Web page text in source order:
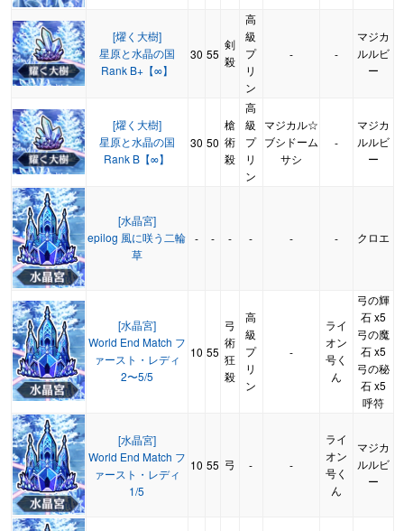
[燿く大樹]
星原と水晶の国
Rank B+【∞】
30 55
剣
殺
高
級
プ
リ
ン
- -
マジカ
ルルビ
ー
[燿く大樹]
星原と水晶の国
Rank B【∞】
30 50
槍
術
殺
高
級
プ
リ
ン
マジカル☆
ブシドーム
サシ
-
マジカ
ルルビ
ー
[水晶宮]
epilog 風に咲う二輪
草
- - - - - - クロエ
[水晶宮]
World End Match フ
ァースト・レディ
2〜5/5
10 55
弓
術
狂
殺
高
級
プ
リ
ン
-
ライ
オン
号く
ん
弓の輝
石 x5
弓の魔
石 x5
弓の秘
石 x5
呼符
[水晶宮]
World End Match フ
ァースト・レディ
1/5
10 55 弓 - -
ライ
オン
号く
ん
マジカ
ルルビ
ー